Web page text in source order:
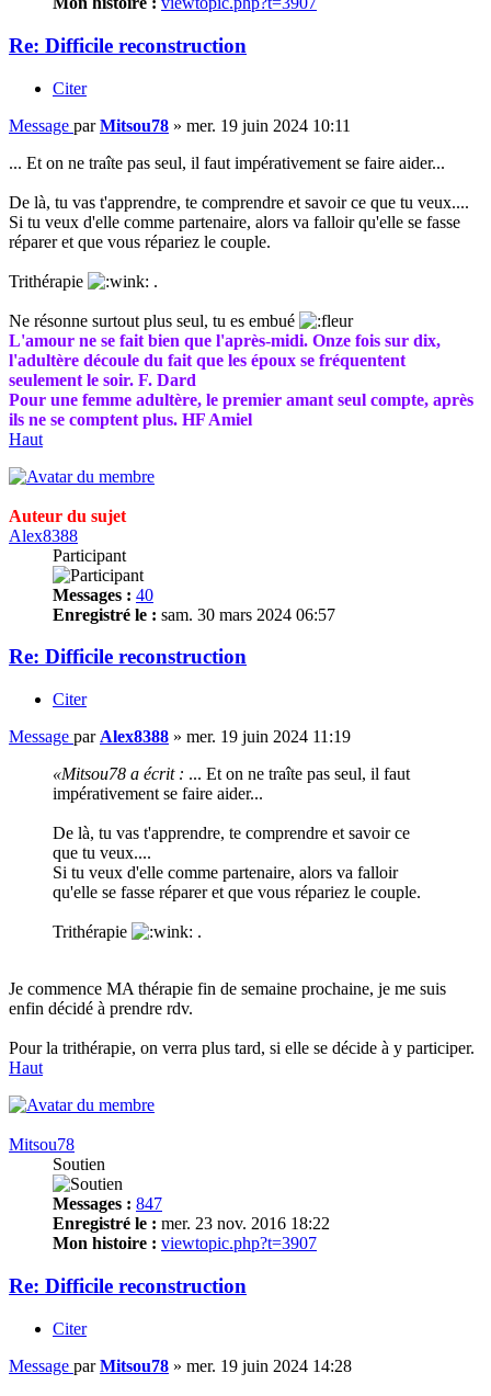
Re: Difficile reconstruction
Citer
Message parMitsou78 » mer. 19 juin 2024 10:11
... Et on ne traîte pas seul, il faut impérativement se faire aider...
De là, tu vas t'apprendre, te comprendre et savoir ce que tu veux....
Si tu veux d'elle comme partenaire, alors va falloir qu'elle se fasse
réparer et que vous répariez le couple.
Trithérapie .
Ne résonne surtout plus seul, tu es embué
L'amour ne se fait bien que l'après-midi. Onze fois sur dix,
l'adultère découle du fait que les époux se fréquentent
seulement le soir. F. Dard
Pour une femme adultère, le premier amant seul compte, après
ils ne se comptent plus. HF Amiel
Haut
Auteur du sujet
Alex8388
Participant
Messages : 40
Enregistré le : sam. 30 mars 2024 06:57
Re: Difficile reconstruction
Citer
Message par Alex8388 » mer. 19 juin 2024 11:19
«Mitsou78 a écrit : ... Et on ne traîte pas seul, il faut
impérativement se faire aider...
De là, tu vas t'apprendre, te comprendre et savoir ce
que tu veux....
Si tu veux d'elle comme partenaire, alors va falloir
qu'elle se fasse réparer et que vous répariez le couple.
Trithérapie .
Je commence MA thérapie fin de semaine prochaine, je me suis
enfin décidé à prendre rdv.
Pour la trithérapie, on verra plus tard, si elle se décide à y participer.
Haut
Mitsou78
Soutien
Messages : 847
Enregistré le : mer. 23 nov. 2016 18:22
Mon histoire : viewtopic.php?t=3907
Re: Difficile reconstruction
Citer
Message parMitsou78 » mer. 19 juin 2024 14:28